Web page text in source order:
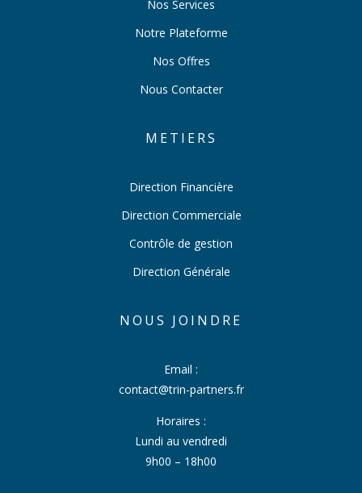
Nos Services
Notre Plateforme
Nos Offres
Nous Contacter
METIERS
Direction Financière
Direction Commerciale
Contrôle de gestion
Direction Générale
NOUS JOINDRE
Email :
contact@trin-partners.fr
Horaires :
Lundi au vendredi
9h00 – 18h00